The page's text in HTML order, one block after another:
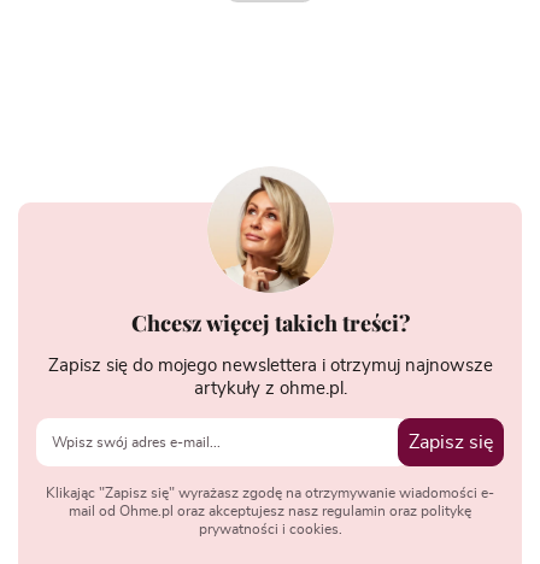
Chcesz więcej takich treści?
Zapisz się do mojego newslettera i otrzymuj najnowsze
artykuły z ohme.pl.
Zapisz się
Klikając "Zapisz się" wyrażasz zgodę na otrzymywanie wiadomości e-
mail od Ohme.pl oraz akceptujesz nasz regulamin oraz politykę
prywatności i cookies.